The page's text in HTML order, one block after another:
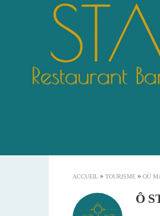
ACCUEIL » TOURISME » OÙ
Ô